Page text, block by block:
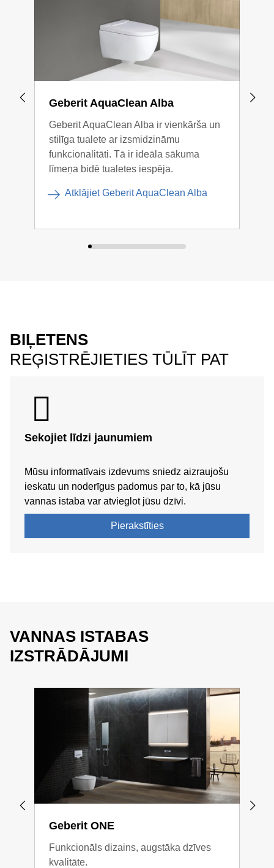
Geberit AquaClean Alba
Geberit AquaClean Alba ir vienkārša un
stilīga tualete ar izsmidzināmu
funkcionalitāti. Tā ir ideāla sākuma
līmeņa bidē tualetes iespēja.
Atklājiet Geberit AquaClean Alba
BIĻETENS
REĢISTRĒJIETIES TŪLĪT PAT
Sekojiet līdzi jaunumiem
Mūsu informatīvais izdevums sniedz aizraujošu
ieskatu un noderīgus padomus par to, kā jūsu
vannas istaba var atvieglot jūsu dzīvi.
Pierakstīties
VANNAS ISTABAS
IZSTRĀDĀJUMI
Geberit ONE
Funkcionāls dizains, augstāka dzīves
kvalitāte.